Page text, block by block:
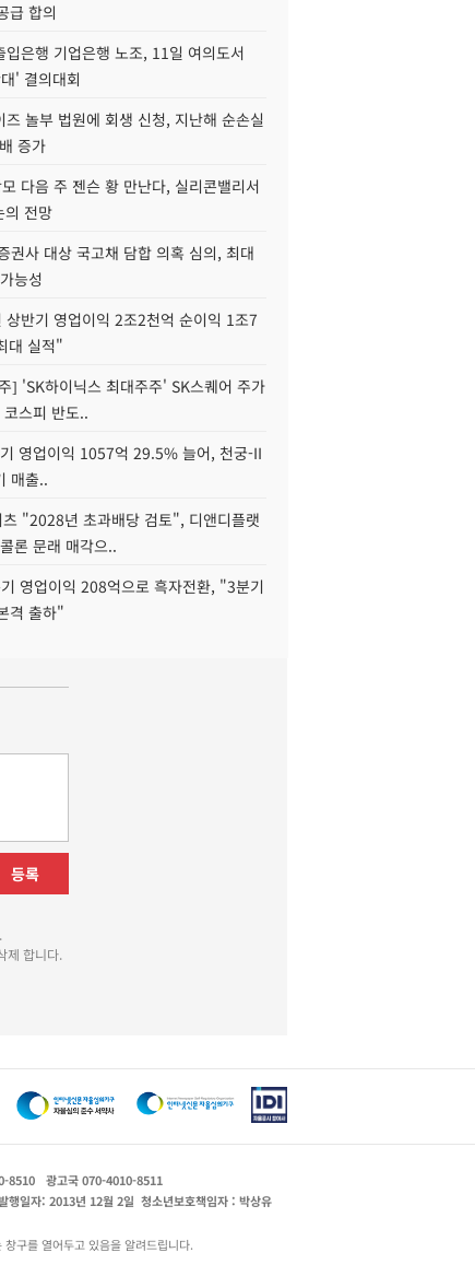
급 합의
입은행 기업은행 노조, 11일 여의도서
' 결의대회
즈 놀부 법원에 회생 신청, 지난해 순손실
증가
다음 주 젠슨 황 만난다, 실리콘밸리서
전망
권사 대상 국고채 담합 의혹 심의, 최대
능성
상반기 영업이익 2조2천억 순이익 1조7
대 실적"
] 'SK하이닉스 최대주주' SK스퀘어 주가
스피 반도..
영업이익 1057억 29.5% 늘어, 천궁-II
매출..
"2028년 초과배당 검토", 디앤디플랫
론 문래 매각으..
영업이익 208억으로 흑자전환, "3분기
격 출하"
등록
제 합니다.
8510
광고국 070-4010-8511
행일자: 2013년 12월 2일 청소년보호책임자 : 박상유
구를 열어두고 있음을 알려드립니다.